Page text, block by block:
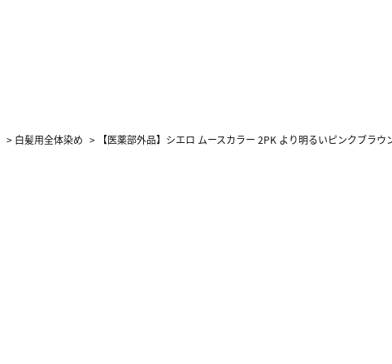
> 白髪用全体染め > 【医薬部外品】シエロ ムースカラー 2PK より明るいピンクブラウ